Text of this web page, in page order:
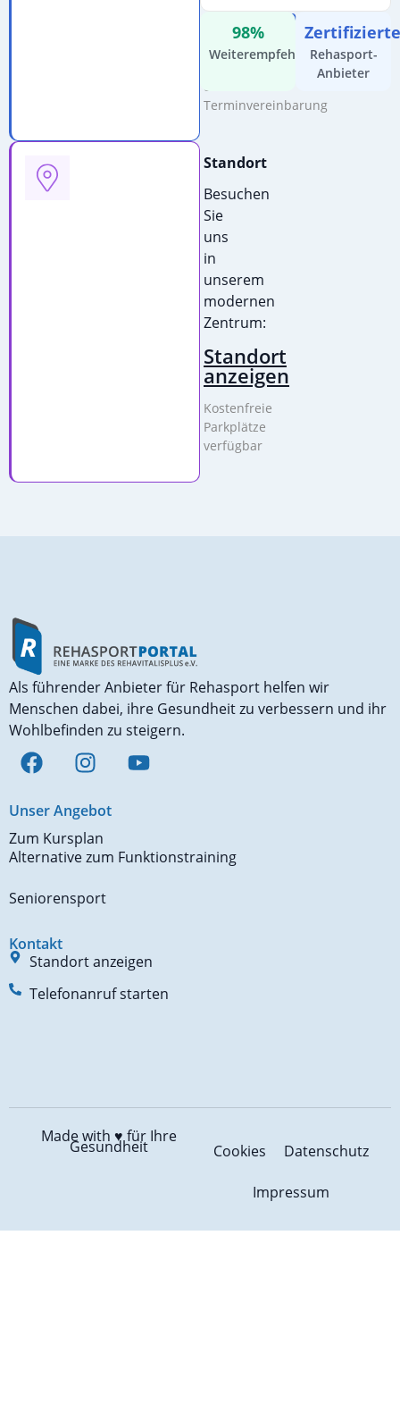
schreiben
Kostenfreie
&
Terminvereinbarung
Standort
Besuchen
Sie
uns
in
unserem
modernen
Zentrum:
Standort
anzeigen
Kostenfreie
Parkplätze
verfügbar
98%
WeiterempfehlungRehasport-
Anbieter
Als führender Anbieter für Rehasport helfen wir
Menschen dabei, ihre Gesundheit zu verbessern und ihr
Wohlbefinden zu steigern.
Unser Angebot
Zum Kursplan
Alternative zum Funktionstraining
Seniorensport
Kontakt
Standort anzeigen
Telefonanruf starten
Made with ♥️für Ihre
Gesundheit Cookies Datenschutz
Impressum